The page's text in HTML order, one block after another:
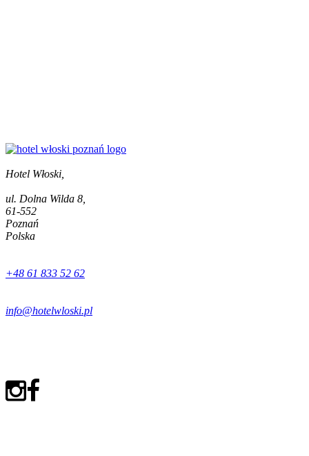
Hotel Włoski,
ul. Dolna Wilda 8,
61-552
Poznań
Polska
+48 61 833 52 62
info@hotelwloski.pl